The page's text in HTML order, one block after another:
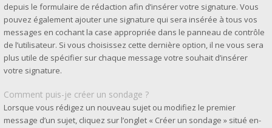
depuis le formulaire de rédaction afin d’insérer votre signature. Vous
pouvez également ajouter une signature qui sera insérée à tous vos
messages en cochant la case appropriée dans le panneau de contrôle
de l’utilisateur. Si vous choisissez cette dernière option, il ne vous sera
plus utile de spécifier sur chaque message votre souhait d’insérer
votre signature.
Comment puis-je créer un sondage ?
Lorsque vous rédigez un nouveau sujet ou modifiez le premier
message d’un sujet, cliquez sur l’onglet « Créer un sondage » situé en-